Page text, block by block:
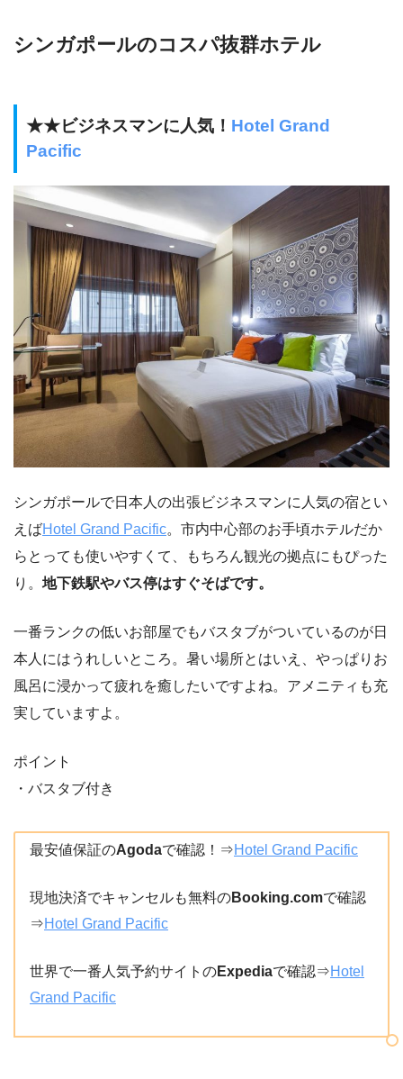
シンガポールのコスパ抜群ホテル
★★ビジネスマンに人気！ Hotel Grand
Pacific
シンガポールで日本人の出張ビジネスマンに人気の宿とい
えばHotel Grand Pacific。市内中心部のお手頃ホテルだか
らとっても使いやすくて、もちろん観光の拠点にもぴった
り。 地下鉄駅やバス停はすぐそばです。
一番ランクの低いお部屋でもバスタブがついているのが日
本人にはうれしいところ。暑い場所とはいえ、やっぱりお
風呂に浸かって疲れを癒したいですよね。アメニティも充
実していますよ。
ポイント
・バスタブ付き
最安値保証のAgodaで確認！⇒Hotel Grand Pacific
現地決済でキャンセルも無料のBooking.comで確認
⇒Hotel Grand Pacific
世界で一番人気予約サイトのExpediaで確認⇒Hotel
Grand Pacific